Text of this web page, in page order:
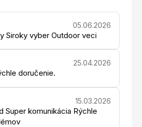
05.06.2026
Siroky vyber Outdoor veci
25.04.2026
doručenie.
15.03.2026
Super komunikácia Rýchle